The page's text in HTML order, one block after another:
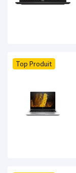
Top Produit